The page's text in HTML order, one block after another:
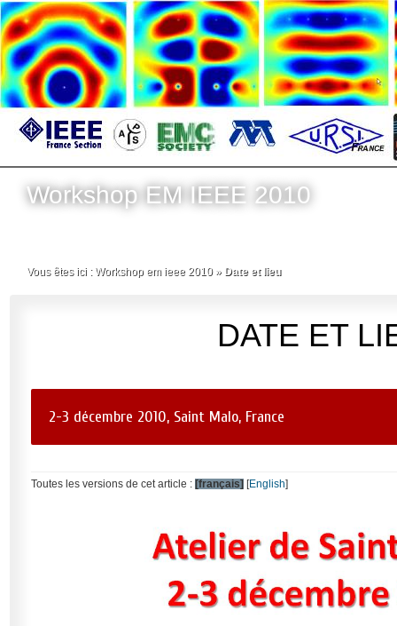
Workshop EM IEEE 2010
Vous êtes ici : Workshop em ieee 2010» Date et lieu
DATE ET
2-3 décembre 2010, Saint Malo, France
Toutes les versions de cet article : [français] [English]